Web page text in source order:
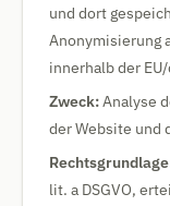
und dort
Anonymisierung
innerhalb der
Zweck:Analyse
der Website und
lit. a DSGVO,